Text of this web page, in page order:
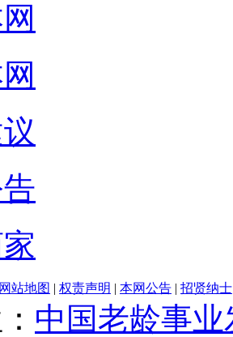
网站地图 | 权责声明 | 本网公告 | 招贤纳士
中国老龄事